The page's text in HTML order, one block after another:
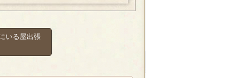
いる屋出張